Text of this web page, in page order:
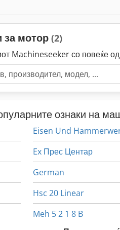
за мотор (2)
Machineseeker со повеќе
ознаки на
Ex Прес Центар
German
Hsc 20 Linear
Meh 5 2 1 8 B